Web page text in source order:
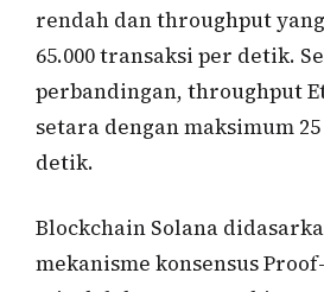
rendah dan throughput
65.000 transaksi per detik.
perbandingan, throughput
setara dengan maksimum
detik.
Blockchain Solana
mekanisme konsensus